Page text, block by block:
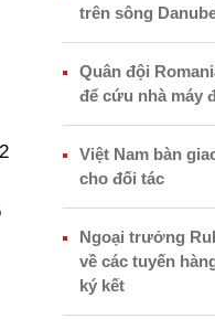
trên sông
Quân đội
để cứu nhà máy
Việt Nam bàn
cho đối tác
Ngoại trưởng
về các tuyến
ký kết